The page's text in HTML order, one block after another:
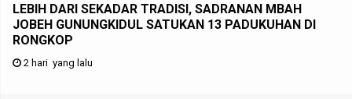
LEBIH DARI SEKADAR TRADISI, SADRANAN MBAH
JOBEH GUNUNGKIDUL SATUKAN 13 PADUKUHAN DI
RONGKOP
2 hari yang lalu